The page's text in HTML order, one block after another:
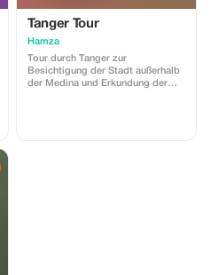
Tanger Tour
Hamza
Tour durch Tanger zur
Besichtigung der Stadt außerhalb
der Medina und Erkundung der